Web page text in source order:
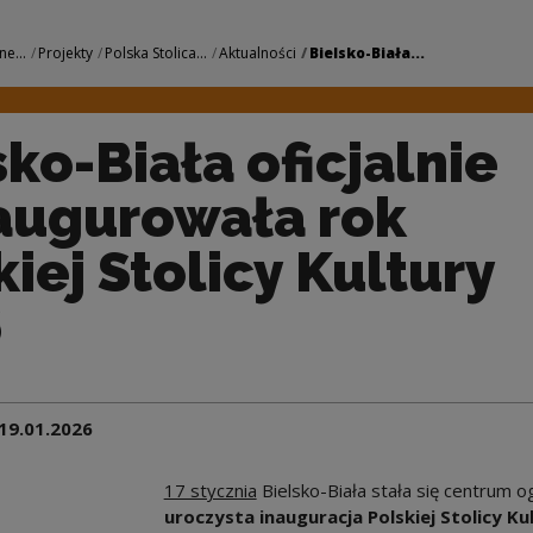
Projekty Polska Stolica... Aktualności Bielsko-Biała...
Biała oficjalnie
rok
Stolicy Kultury
19.01.2026
17 stycznia Bielsko-Biała stała się centrum
uroczysta inauguracja Polskiej Stolicy